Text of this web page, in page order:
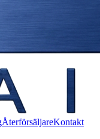
ÅterförsäljareKontakt